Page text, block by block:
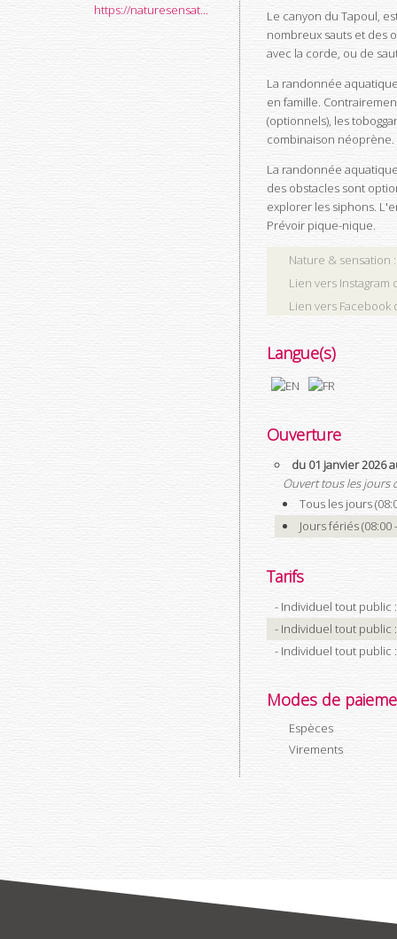
https://naturesensat...
Le canyon du Tapoul,
nombreux sauts et des
avec la corde, ou de
La randonnée
en famille.
(optionnels), les
combinaison néoprène.
La randonnée
des obstacles sont
explorer les siphons.
Prévoir pique-nique.
Nature & sensation
Lien vers Instagram
Lien vers Facebook
Langue(s)
Ouverture
du 01 janvier 2026
Ouvert tous les jours
Tous les jours
Jours fériés (08:00
Tarifs
- Individuel tout public
- Individuel tout public
- Individuel tout public
Modes de
Espèces
Virements